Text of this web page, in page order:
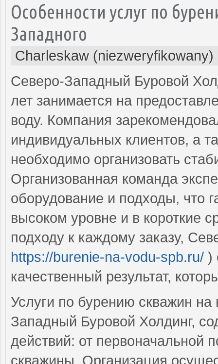
Особенности услуг по
Западного
Charleskaw (niezweryfikowany)
Северо-Западный Буровой
лет занимается на
воду. Компания
индивидуальных клиентов, а
необходимо организовать
Организованная команда
оборудование и подходы, что
высоком уровне и в короткие
подходу к каждому заказу,
https://burenie-na-vodu-spb.ru/ )
качественный результат,
Услуги по бурению скважин
Западный Буровой Холдинг,
действий: от первоначальной
скважины. Организация